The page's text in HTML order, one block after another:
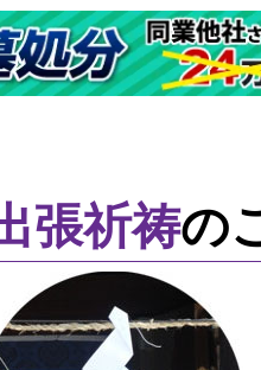
張祈祷の